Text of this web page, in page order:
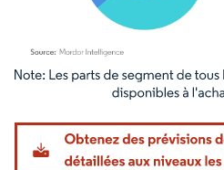
Image © Mordor Intelligence. La